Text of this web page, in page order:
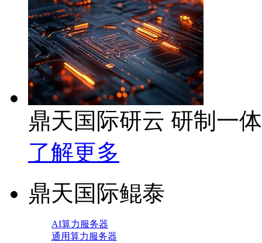
鼎天国际研云 研制一
了解更多
鼎天国际鲲泰
AI算力服务器
通用算力服务器